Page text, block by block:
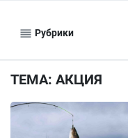
Рубрики
ТЕМА: АКЦИЯ